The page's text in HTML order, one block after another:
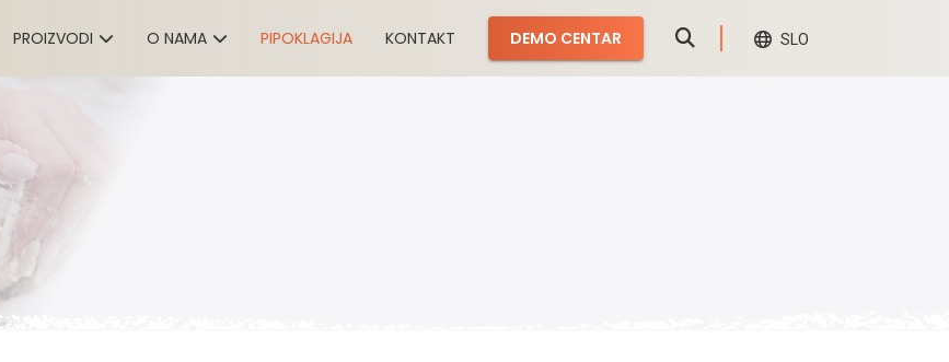
PROIZVODI O NAMA PIPOKLAGIJA KONTAKT DEMO CENTAR SLO